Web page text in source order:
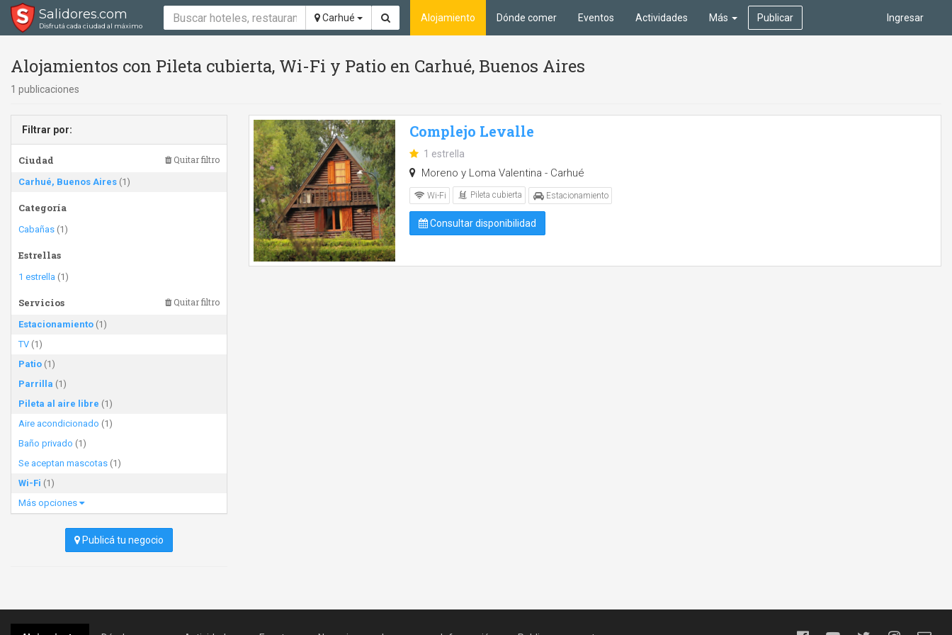
Salidores.com
Disfrutá cada ciudad al máximo
Carhué Ingresar
Alojamiento Dónde comer Eventos Actividades Más Publicar
Alojamientos con Pileta cubierta, Wi-Fi y Patio en Carhué, Buenos Aires
1 publicaciones
Filtrar por:
Ciudad Quitar filtro
Carhué, Buenos Aires (1)
Categoría
Cabañas (1)
Estrellas
1 estrella (1)
Servicios Quitar filtro
Estacionamiento (1)
TV (1)
Patio (1)
Parrilla (1)
Pileta al aire libre (1)
Aire acondicionado (1)
Baño privado (1)
Se aceptan mascotas (1)
Wi-Fi (1)
Más opciones
Publicá tu negocio
Complejo Levalle
1 estrella
Moreno y Loma Valentina - Carhué
Wi-Fi Pileta cubierta Estacionamiento
Consultar disponibilidad